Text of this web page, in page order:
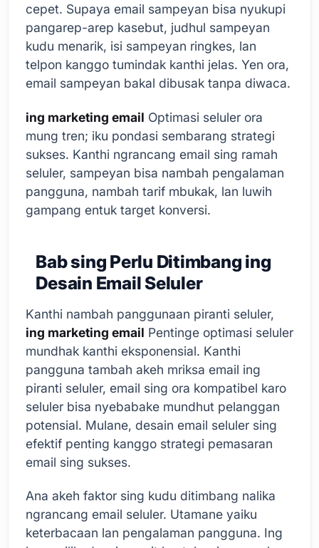
cepet. Supaya email sampeyan bisa nyukupi
pangarep-arep kasebut, judhul sampeyan
kudu menarik, isi sampeyan ringkes, lan
telpon kanggo tumindak kanthi jelas. Yen ora,
email sampeyan bakal dibusak tanpa diwaca.
ing marketing email Optimasi seluler ora
mung tren; iku pondasi sembarang strategi
sukses. Kanthi ngrancang email sing ramah
seluler, sampeyan bisa nambah pengalaman
pangguna, nambah tarif mbukak, lan luwih
gampang entuk target konversi.
Bab sing Perlu Ditimbang ing
Desain Email Seluler
Kanthi nambah panggunaan piranti seluler,
ing marketing email Pentinge optimasi seluler
mundhak kanthi eksponensial. Kanthi
pangguna tambah akeh mriksa email ing
piranti seluler, email sing ora kompatibel karo
seluler bisa nyebabake mundhut pelanggan
potensial. Mulane, desain email seluler sing
efektif penting kanggo strategi pemasaran
email sing sukses.
Ana akeh faktor sing kudu ditimbang nalika
ngrancang email seluler. Utamane yaiku
keterbacaan lan pengalaman pangguna. Ing